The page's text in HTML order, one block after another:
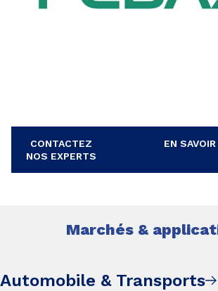
CONTACTEZ
NOS EXPERTS
EN
Marchés &
Automobile & Transports